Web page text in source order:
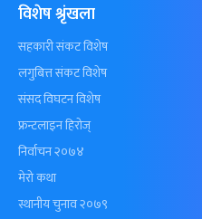
विशेष श्रृंखला
सहकारी संकट विशेष
लगुबित्त संकट विशेष
संसद विघटन विशेष
फ्रन्टलाइन हिरोज्
निर्वाचन २०७४
मेरो कथा
स्थानीय चुनाव २०७९